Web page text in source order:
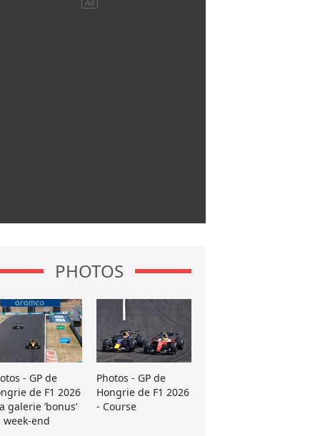
PHOTOS
- GP de
de F1 2026
galerie ’bonus’
week-end
Photos - GP de
Hongrie de F1 2026
- Course